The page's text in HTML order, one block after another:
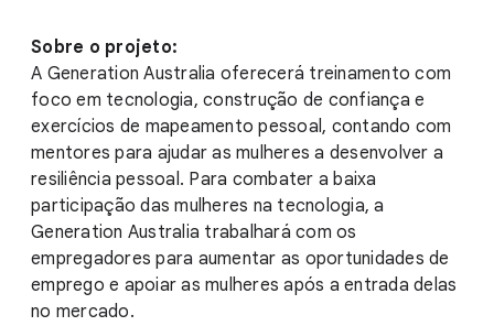
Sobre o projeto:
A Generation Australia oferecerá treinamento com
foco em tecnologia, construção de confiança e
exercícios de mapeamento pessoal, contando com
mentores para ajudar as mulheres a desenvolver a
resiliência pessoal. Para combater a baixa
participação das mulheres na tecnologia, a
Generation Australia trabalhará com os
empregadores para aumentar as oportunidades de
emprego e apoiar as mulheres após a entrada delas
no mercado.